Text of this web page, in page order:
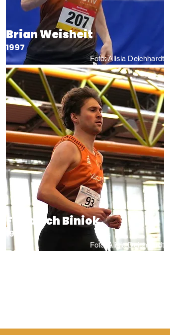
Foto: Alisia Deichhardt
Brian Weisheit
1997
Foto: Alisia Deichhardt
Friedrich Biniok
1995